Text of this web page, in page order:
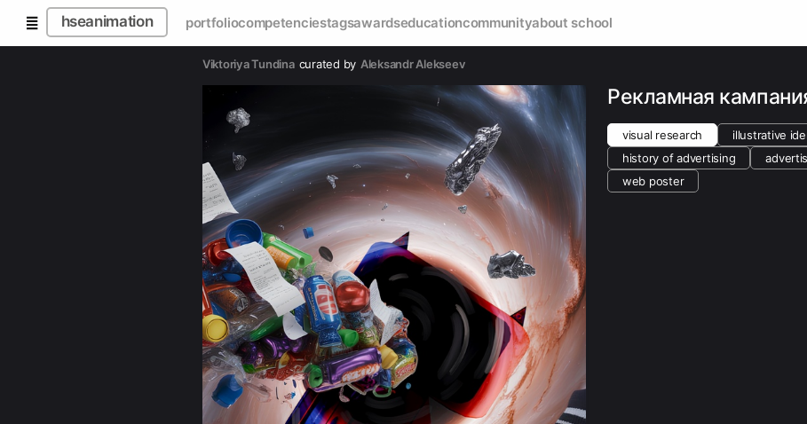
hseanimation portfoliocompetenciestagsawardseducationcommunityabout school
Viktoriya Tundina curated by Aleksandr Alekseev
Рекламная
visual research
illustrative
history of advertising
web poster